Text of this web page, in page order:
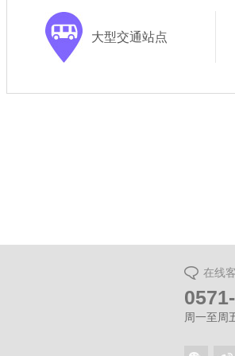
大型交通站点
在线
周一至周